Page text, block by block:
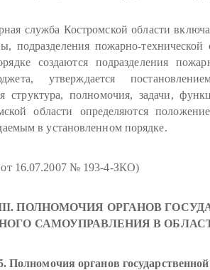
служба Костромской области
подразделения пожарно-
создаются подразделения
утверждается
структура, полномочия, задачи,
области определяются
в установленном порядке.
от 16.07.2007 № 193-4-ЗКО)
III. ПОЛНОМОЧИЯ ОРГАНОВ
САМОУПРАВЛЕНИЯ В
Полномочия органов